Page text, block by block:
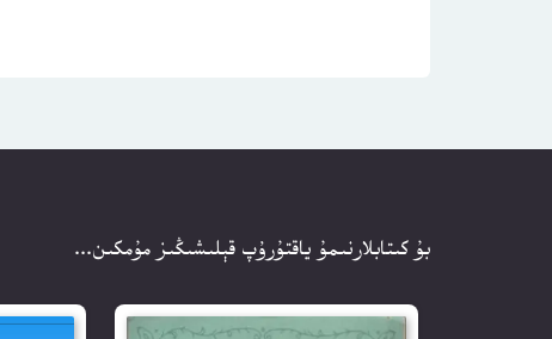
بۇ كىتابلارنىمۇ ياقتۇرۇپ قېلىشىڭىز مۇمكىن...